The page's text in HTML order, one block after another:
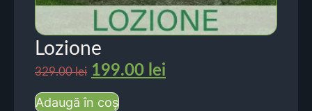
Lozione
329.00lei 199.00 lei
Adaugă în coș